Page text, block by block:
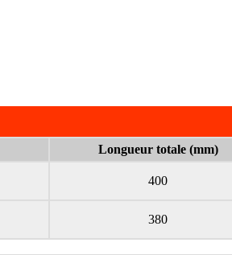
Longueur totale (mm)
400
380